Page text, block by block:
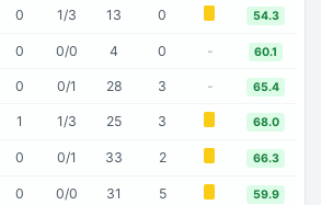
0 1/3 13 0 54.3
0 0/0 4 0 - 60.1
0 0/1 28 3 - 65.4
1 1/3 25 3 68.0
0 0/1 33 2 66.3
0 0/0 31 5 59.9